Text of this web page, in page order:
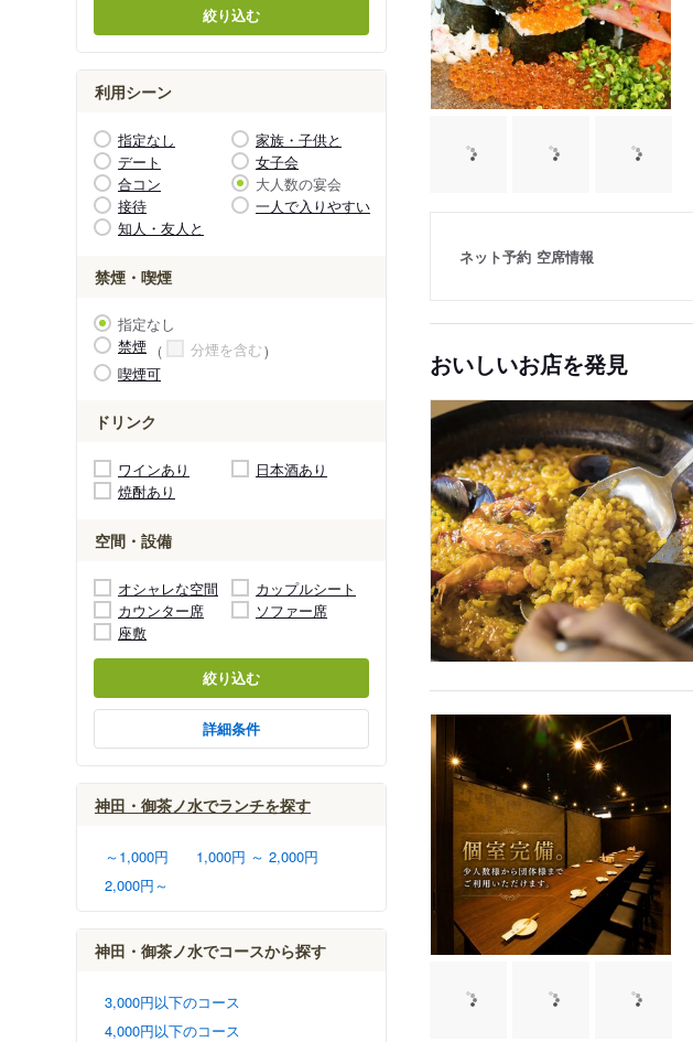
絞り込む
利用シーン
指定なし
家族・子供と
デート
女子会
合コン
大人数の宴会
接待
一人で入りやすい
知人・友人と
禁煙・喫煙
指定なし
禁煙
分煙を含む
喫煙可
ドリンク
ワインあり
日本酒あり
焼酎あり
空間・設備
オシャレな空間
カップルシート
カウンター席
ソファー席
座敷
絞り込む
詳細条件
神田・御茶ノ水でランチを探す
～1,000円
1,000円 ～ 2,000円
2,000円～
神田・御茶ノ水でコースから探す
3,000円以下のコース
4,000円以下のコース
ネット予約 空席情報
おいしいお店を発見